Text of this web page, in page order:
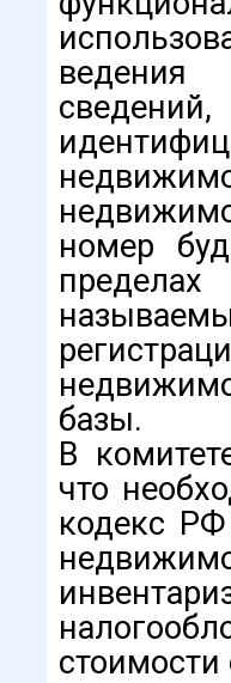
ведения
номер
базы.
В
что
кодекс
стоимости